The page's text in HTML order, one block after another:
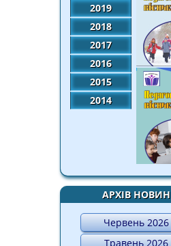
2019
2018
2017
2016
2015
2014
АРХІВ НОВИН
Червень 2026
Травень 2026